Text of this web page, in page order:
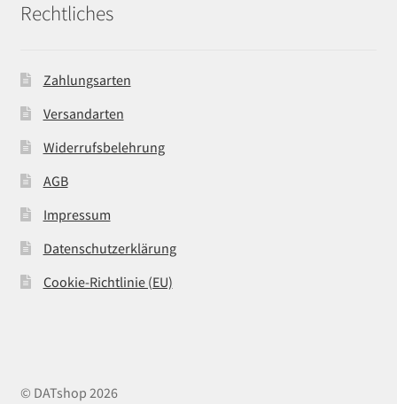
Rechtliches
Zahlungsarten
Versandarten
Widerrufsbelehrung
AGB
Impressum
Datenschutzerklärung
Cookie-Richtlinie (EU)
© DATshop 2026